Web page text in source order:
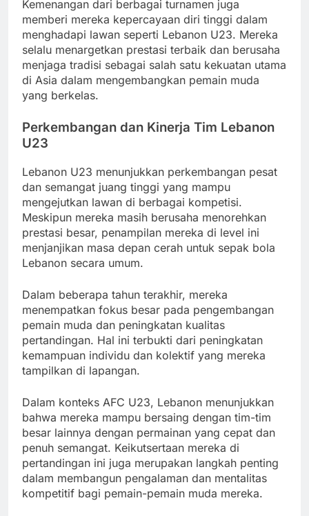
Kemenangan dari berbagai turnamen juga
memberi mereka kepercayaan diri tinggi dalam
menghadapi lawan seperti Lebanon U23. Mereka
selalu menargetkan prestasi terbaik dan berusaha
menjaga tradisi sebagai salah satu kekuatan utama
di Asia dalam mengembangkan pemain muda
yang berkelas.
Perkembangan dan Kinerja Tim Lebanon
U23
Lebanon U23 menunjukkan perkembangan pesat
dan semangat juang tinggi yang mampu
mengejutkan lawan di berbagai kompetisi.
Meskipun mereka masih berusaha menorehkan
prestasi besar, penampilan mereka di level ini
menjanjikan masa depan cerah untuk sepak bola
Lebanon secara umum.
Dalam beberapa tahun terakhir, mereka
menempatkan fokus besar pada pengembangan
pemain muda dan peningkatan kualitas
pertandingan. Hal ini terbukti dari peningkatan
kemampuan individu dan kolektif yang mereka
tampilkan di lapangan.
Dalam konteks AFC U23, Lebanon menunjukkan
bahwa mereka mampu bersaing dengan tim-tim
besar lainnya dengan permainan yang cepat dan
penuh semangat. Keikutsertaan mereka di
pertandingan ini juga merupakan langkah penting
dalam membangun pengalaman dan mentalitas
kompetitif bagi pemain-pemain muda mereka.